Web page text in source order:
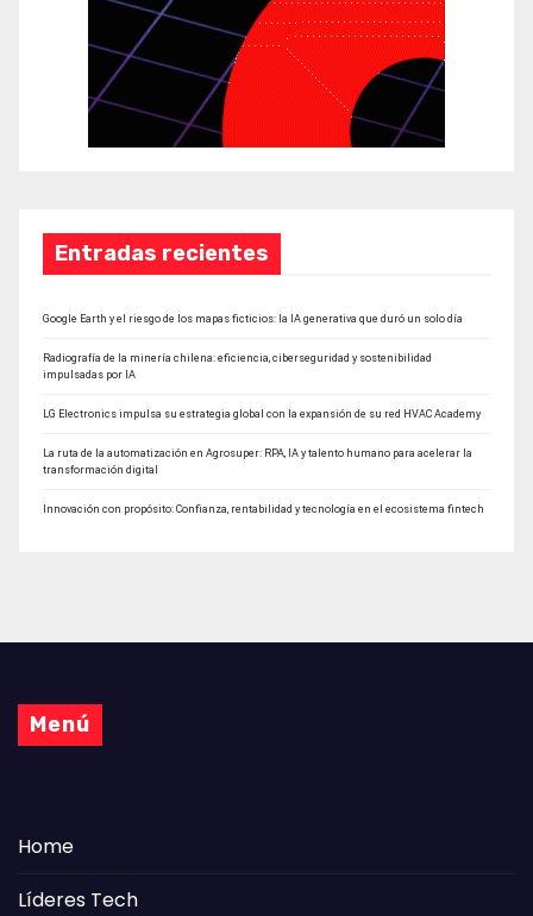
Entradas recientes
Google Earth y el riesgo de los mapas ficticios: la IA generativa que duró un solo día
Radiografía de la minería chilena: eficiencia, ciberseguridad y sostenibilidad
impulsadas por IA
LG Electronics impulsa su estrategia global con la expansión de su red HVAC Academy
La ruta de la automatización en Agrosuper: RPA, IA y talento humano para acelerar la
transformación digital
Innovación con propósito: Confianza, rentabilidad y tecnología en el ecosistema fintech
Menú
Home
Líderes Tech